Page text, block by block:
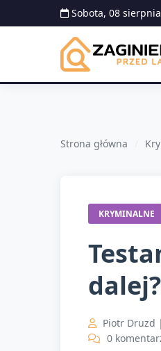
Sobota, 08
Strona główna
KRYMINALNE
Piotr Druzd
0